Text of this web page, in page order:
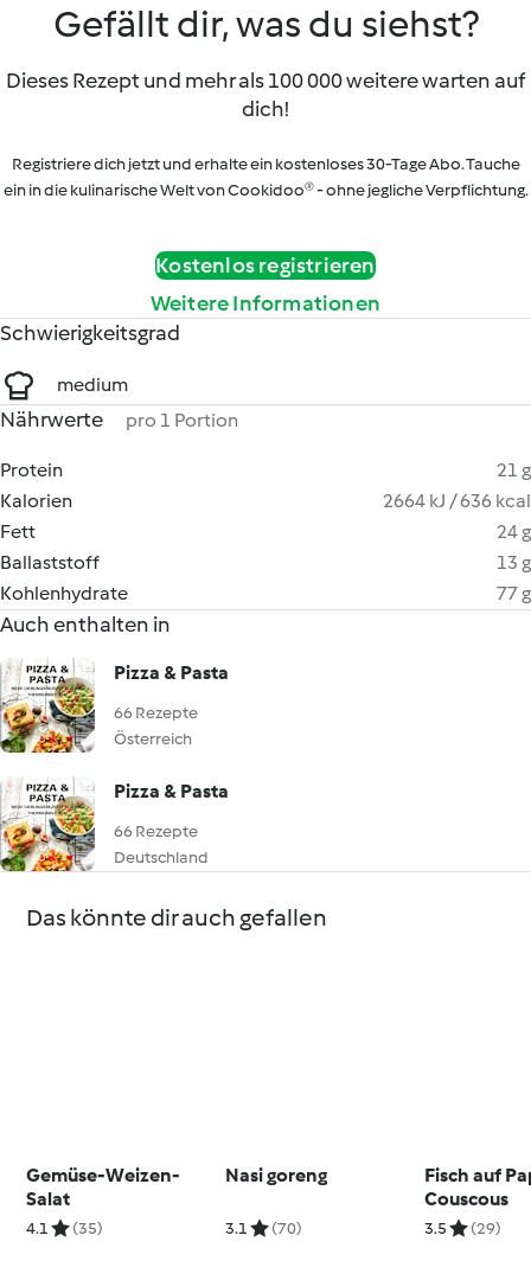
Gefällt dir, was du siehst?
Dieses Rezept und mehr als 100 000 weitere warten auf
dich!
Registriere dich jetzt und erhalte ein kostenloses 30-Tage Abo. Tauche
ein in die kulinarische Welt von Cookidoo® - ohne jegliche Verpflichtung.
Kostenlos registrieren
Weitere Informationen
Schwierigkeitsgrad
medium
Nährwerte pro 1 Portion
Protein
21 g
Kalorien
2664 kJ / 636 kcal
Fett
24 g
Ballaststoff
13 g
Kohlenhydrate
77 g
Auch enthalten in
Pizza & Pasta
66 Rezepte
Österreich
Pizza & Pasta
66 Rezepte
Deutschland
Das könnte dir auch gefallen
Gemüse-Weizen-
Salat
4.1 (35)
Nasi goreng
3.1 (70)
Fisch auf
Couscous
3.5 (29)